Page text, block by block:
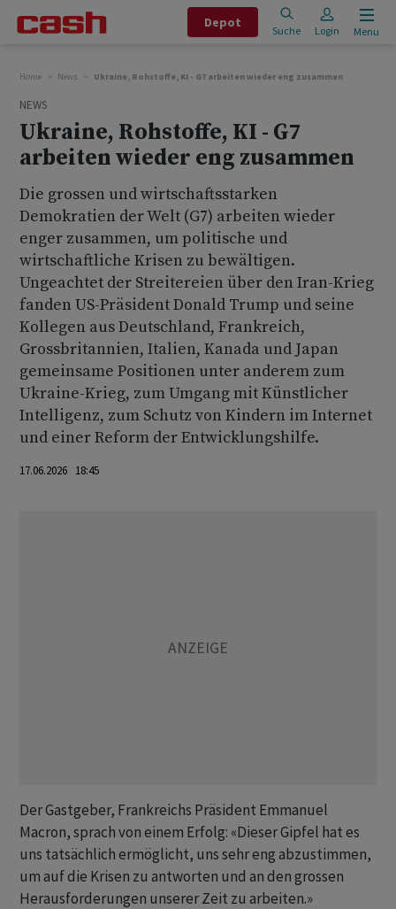
Depot
Suche Login Menu
Home News Ukraine, Rohstoffe, KI - G7 arbeiten wieder eng zusammen
NEWS
Ukraine, Rohstoffe, KI - G7
arbeiten wieder eng zusammen
Die grossen und wirtschaftsstarken
Demokratien der Welt (G7) arbeiten wieder
enger zusammen, um politische und
wirtschaftliche Krisen zu bewältigen.
Ungeachtet der Streitereien über den Iran-Krieg
fanden US-Präsident Donald Trump und seine
Kollegen aus Deutschland, Frankreich,
Grossbritannien, Italien, Kanada und Japan
gemeinsame Positionen unter anderem zum
Ukraine-Krieg, zum Umgang mit Künstlicher
Intelligenz, zum Schutz von Kindern im Internet
und einer Reform der Entwicklungshilfe.
17.06.2026 18:45
Der Gastgeber, Frankreichs Präsident Emmanuel
Macron, sprach von einem Erfolg: «Dieser Gipfel hat es
uns tatsächlich ermöglicht, uns sehr eng abzustimmen,
um auf die Krisen zu antworten und an den grossen
Herausforderungen unserer Zeit zu arbeiten.»